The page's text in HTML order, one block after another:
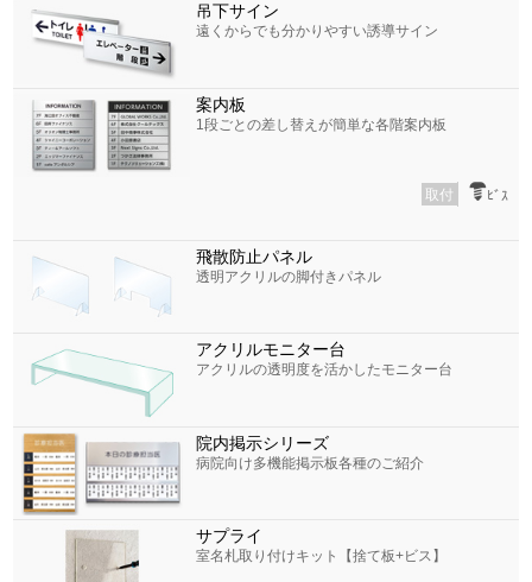
吊下サイン
遠くからでも分かりやすい誘導サイン
案内板
1段ごとの差し替えが簡単な各階案内板
取付 ﾋﾞｽ
飛散防止パネル
透明アクリルの脚付きパネル
アクリルモニター台
アクリルの透明度を活かしたモニター台
院内掲示シリーズ
病院向け多機能掲示板各種のご紹介
サプライ
室名札取り付けキット【捨て板+ビス】